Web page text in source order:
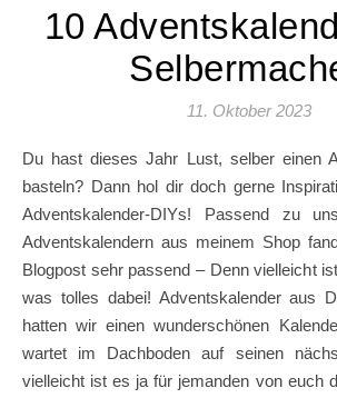
10
11. Oktober 2023
Du hast dieses Jahr Lust, selber einen Adventskalender zu
basteln? Dann hol dir doch gerne
Adventskalender-DIYs! Passend zu
Adventskalendern aus meinem Shop
Blogpost sehr passend – Denn vielleicht
was tolles dabei! Adventskalender aus
hatten wir einen wunderschönen
wartet im Dachboden auf seinen
vielleicht ist es ja für jemanden von euch